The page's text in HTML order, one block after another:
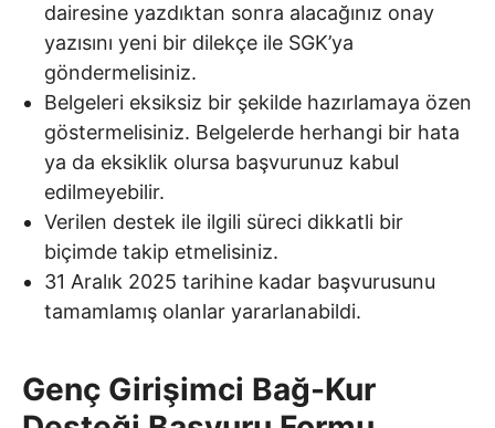
dairesine yazdıktan sonra alacağınız onay
yazısını yeni bir dilekçe ile SGK’ya
göndermelisiniz.
Belgeleri eksiksiz bir şekilde hazırlamaya özen
göstermelisiniz. Belgelerde herhangi bir hata
ya da eksiklik olursa başvurunuz kabul
edilmeyebilir.
Verilen destek ile ilgili süreci dikkatli bir
biçimde takip etmelisiniz.
31 Aralık 2025 tarihine kadar başvurusunu
tamamlamış olanlar yararlanabildi.
Genç Girişimci Bağ-Kur